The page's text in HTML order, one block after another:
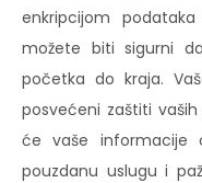
enkripcijom
možete biti sigurni
početka do kraja.
posvećeni zaštiti
će vaše informacije
pouzdanu uslugu i